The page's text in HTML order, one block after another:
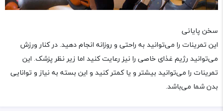
سخن پایانی
این تمرینات را می‌توانید به راحتی و روزانه انجام دهید. در کنار ورزش
می‌توانید رژیم غذای خاصی را نیز رعایت کنید اما زیر نظر پزشک. این
تمرینات را می‌توانید بیشتر و یا کمتر کنید و این بسته به نیاز و توانایی
بدن شما می‌باشد.